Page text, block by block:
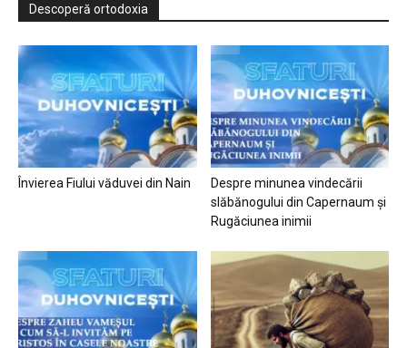
Descoperă ortodoxia
Învierea Fiului văduvei din Nain
Despre minunea vindecării
slăbănogului din Capernaum și
Rugăciunea inimii